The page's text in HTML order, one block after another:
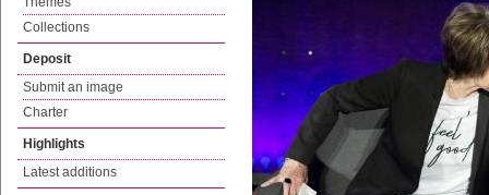
Collections
Deposit
Submit an image
Charter
Highlights
Latest additions